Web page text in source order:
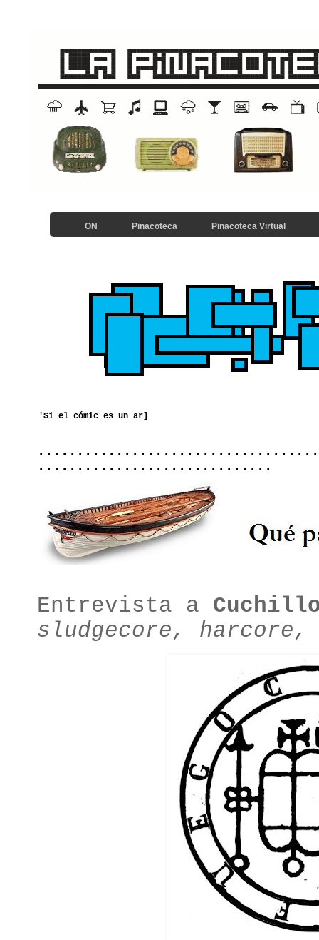
ON Pinacoteca Pinacoteca Virtual
..............................
Entrevista a
sludgecore, harcore,